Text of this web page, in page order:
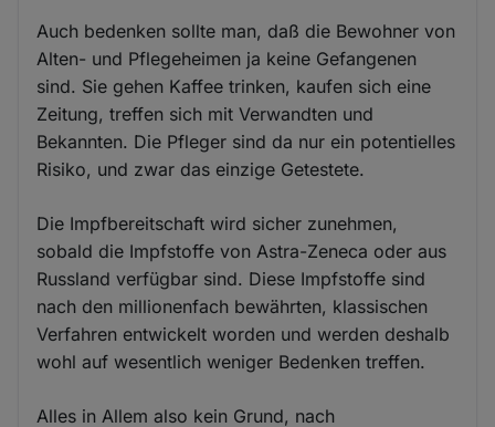
Auch bedenken sollte man, daß die Bewohner von
Alten- und Pflegeheimen ja keine Gefangenen
sind. Sie gehen Kaffee trinken, kaufen sich eine
Zeitung, treffen sich mit Verwandten und
Bekannten. Die Pfleger sind da nur ein potentielles
Risiko, und zwar das einzige Getestete.
Die Impfbereitschaft wird sicher zunehmen,
sobald die Impfstoffe von Astra-Zeneca oder aus
Russland verfügbar sind. Diese Impfstoffe sind
nach den millionenfach bewährten, klassischen
Verfahren entwickelt worden und werden deshalb
wohl auf wesentlich weniger Bedenken treffen.
Alles in Allem also kein Grund, nach